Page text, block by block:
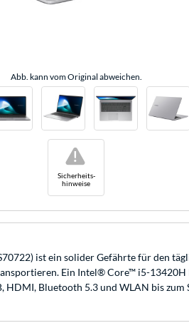
Abb. kann vom Original abweichen.
Sicherheits-
hinweise
!
ist ein solider Gefährte für den
Ein Intel® Core™ i5-
HDMI, Bluetooth 5.3 und WLAN bis